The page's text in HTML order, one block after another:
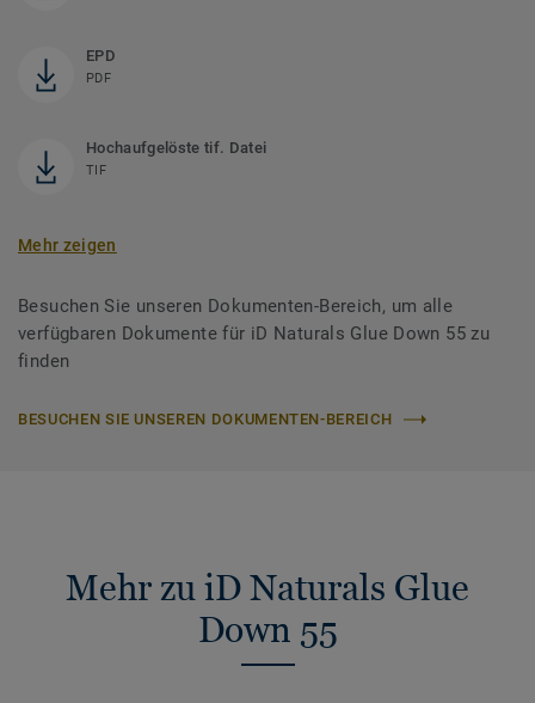
EPD
PDF
Hochaufgelöste tif. Datei
TIF
Mehr zeigen
Besuchen Sie unseren Dokumenten-Bereich, um alle
verfügbaren Dokumente für iD Naturals Glue Down 55 zu
finden
BESUCHEN SIE UNSEREN DOKUMENTEN-BEREICH
Mehr zu iD Naturals Glue
Down 55